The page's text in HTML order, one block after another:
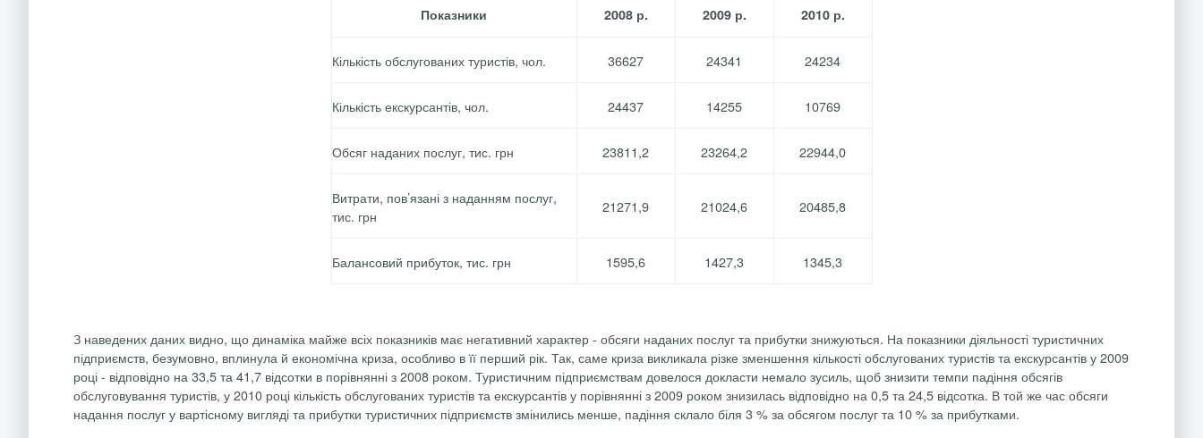
Показники 2008 р. 2009 р. 2010 р.
Кількість обслугованих туристів, чол. 36627 24341 24234
Кількість екскурсантів, чол. 24437 14255 10769
Обсяг наданих послуг, тис. грн 23811,2 23264,2 22944,0
Витрати, пов’язані з наданням послуг,
тис. грн
21271,9 21024,6 20485,8
Балансовий прибуток, тис. грн 1595,6 1427,3 1345,3
З наведених даних видно, що динаміка майже всіх показників має негативний характер- обсяги наданих послуг та прибутки знижуються. На показники діяльності туристичних
підприємств, безумовно, вплинула й економічна криза, особливо в її перший рік. Так, саме криза викликала різке зменшення кількості обслугованих туристів та екскурсантів у 2009
році- відповідно на 33,5 та 41,7 відсотки в порівнянні з 2008 роком. Туристичним підприємствам довелося докласти немало зусиль, щоб знизити темпи падіння обсягів
обслуговування туристів, у 2010 році кількість обслугованих туристів та екскурсантів у порівнянні з 2009 роком знизилась відповідно на 0,5 та 24,5 відсотка. В той же час обсяги
надання послуг у вартісному вигляді та прибутки туристичних підприємств змінились менше, падіння склало біля 3 % за обсягом послуг та 10 % за прибутками.